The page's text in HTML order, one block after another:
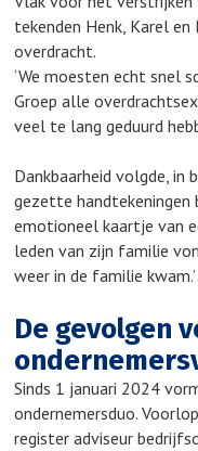
tekenden Henk, Karel
overdracht.
‘We moesten echt snel
Groep alle
veel te lang geduurd
Dankbaarheid volgde, in
gezette handtekeningen
emotioneel kaartje van
leden van zijn familie
weer in de familie kwam.’
De gevolgen
Sinds 1 januari 2024
ondernemersduo.
register adviseur